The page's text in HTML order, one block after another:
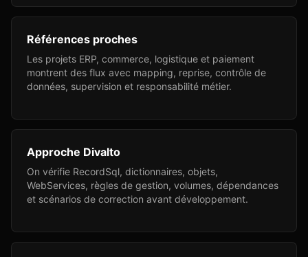
Références proches
Les projets ERP, commerce, logistique et paiement
montrent des flux avec mapping, reprise, contrôle de
données, supervision et responsabilité métier.
Approche Divalto
On vérifie RecordSql, dictionnaires, objets,
WebServices, règles de gestion, volumes, dépendances
et scénarios de correction avant développement.